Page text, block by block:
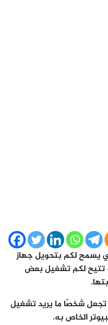
يسمح لكم بتحويل جهاز
تتيح لكم تشغيل بعض
تجعل شخصًا ما يريد تشغيل
الخاص به.